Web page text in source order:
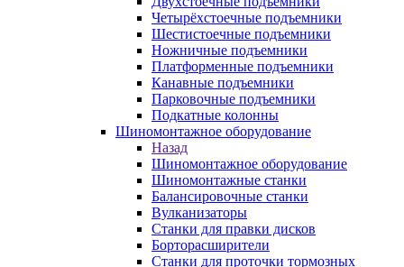
Четырёхстоечные подъемники
Шестистоечные подъемники
Ножничные подъемники
Платформенные подъемники
Канавные подъемники
Парковочные подъемники
Подкатные колонны
Шиномонтажное оборудование
Назад
Шиномонтажное оборудование
Шиномонтажные станки
Балансировочные станки
Вулканизаторы
Станки для правки дисков
Борторасширители
Станки для проточки тормозных